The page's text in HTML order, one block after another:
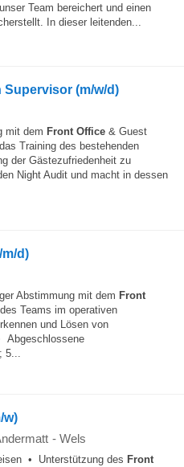
Team bereichert und einen
In dieser leitenden...
Supervisor (m/w/d)
mit dem Front Office & Guest
Training des bestehenden
der Gästezufriedenheit zu
Night Audit und macht in dessen
d)
Abstimmung mit dem Front
Teams im operativen
und Lösen von
Abgeschlossene
5...
w)
- Wels
• Unterstützung des Front